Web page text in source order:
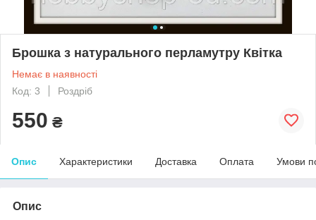
Брошка з натурального перламутру Квітка
Немає в наявності
Код: 3
Роздріб
550 ₴
Опис Характеристики Доставка Оплата Умови
Опис